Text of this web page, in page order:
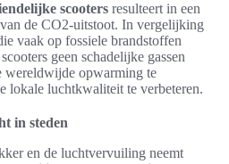
scooters resulteert in een
de CO2-uitstoot. In vergelijking
vaak op fossiele brandstoffen
geen schadelijke gassen
wereldwijde opwarming te
lokale luchtkwaliteit te verbeteren.
in steden
en de luchtvervuiling neemt